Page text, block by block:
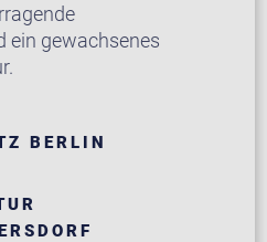
ein gewachsenes
BERLIN